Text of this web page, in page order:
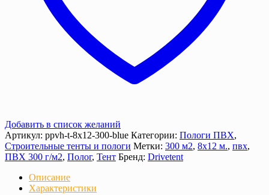
Добавить в список желаний
Артикул: ppvh-t-8х12-300-blue Категории: Пологи ПВХ,
Строительные тенты и пологи Метки: 300 м2, 8х12 м., пвх,
ПВХ 300 г/м2, Полог, Тент Бренд: Drivetent
Описание
Характеристики